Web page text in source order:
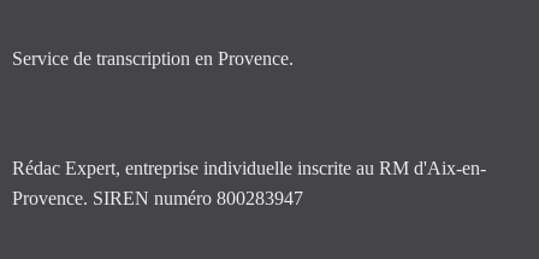
Service de transcription en Provence.
Rédac Expert, entreprise individuelle inscrite au RM d'Aix-en-
Provence. SIREN numéro 800283947